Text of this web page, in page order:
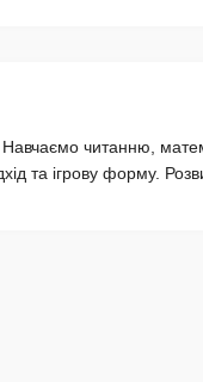
читанню,
та ігрову форму.